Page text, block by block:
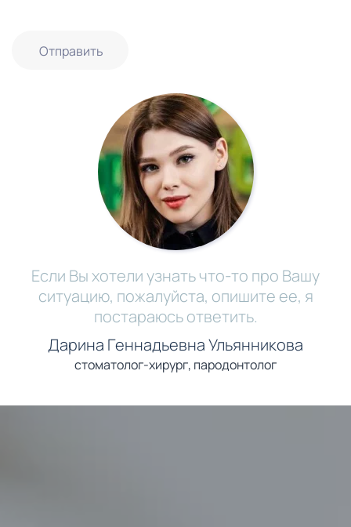
Отправить
Если Вы хотели узнать что-то про Вашу
ситуацию, пожалуйста, опишите ее, я
постараюсь ответить.
Дарина Геннадьевна Ульянникова
стоматолог-хирург, пародонтолог